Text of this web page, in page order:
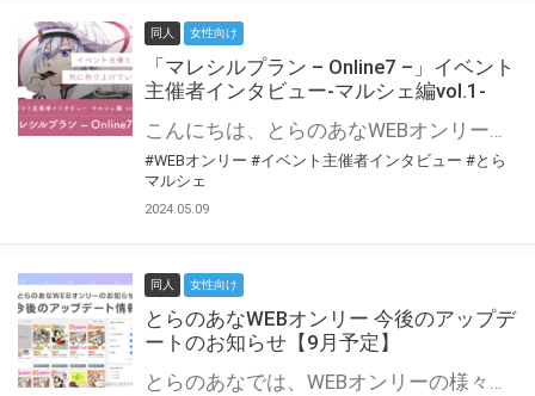
同人 女性向け
「マレシルプラン – Online7 –」イベント
主催者インタビュー-マルシェ編vol.1-
こんにちは、とらのあなWEBオンリー運営スタッフです。 新たにお届けする、イベント主催者インタビュー-マルシェ編-は、 とらのあなWEBオンリー「マルシェ」をご利用した主催様に 「マルシェ」を使って開催した感想や心がけをお聞きする企画です。 今回は、WEBオンリー開催7回目迎えた「マレシルプラン – Online7 –」より、 主催の玉川うた様にお話を伺いました。 ▼マレシルプランのインタビュー前回記事 「イベント主催者インタビュー vol.6」はこちら 協力：玉川うた様（マレシルプラン実行委員会 代表）／イベント公式Twitter（@mallesil_plan） とらのあなWEBオンリー「マルシェ」とは？ WEBオンリーでリアルタイムでコミュニケーションがとれるオンライン会場です。
#WEBオンリー #イベント主催者インタビュー #とら
マルシェ
2024.05.09
同人 女性向け
とらのあなWEBオンリー 今後のアップデ
ートのお知らせ【9月予定】
とらのあなでは、WEBオンリーの様々な支援を実施しています。 今回は2021年9月に実装を予定しているアップデート情報についてご紹介いたします。 とらのあなWEBオンリーサイトはこちら